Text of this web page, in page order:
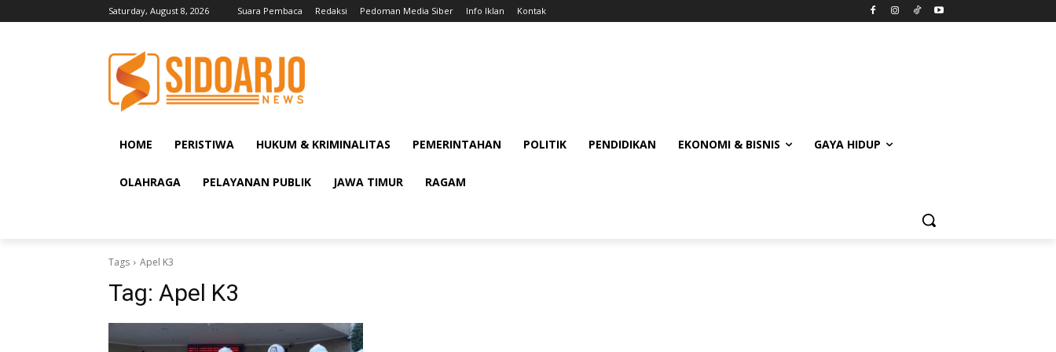
Saturday, August 8, 2026 Suara Pembaca Redaksi Pedoman Media Siber Info Iklan Kontak
HOME PERISTIWA HUKUM & KRIMINALITAS PEMERINTAHAN POLITIK PENDIDIKAN EKONOMI & BISNIS GAYA HIDUP
OLAHRAGA PELAYANAN PUBLIK JAWA TIMUR RAGAM
Tags Apel K3
Tag: Apel K3